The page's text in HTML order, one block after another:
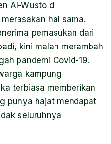
Al-Wusto di
hal sama.
pemasukan dari
kini malah merambah
pandemi Covid-19.
kampung
terbiasa memberikan
punya hajat mendapat
seluruhnya